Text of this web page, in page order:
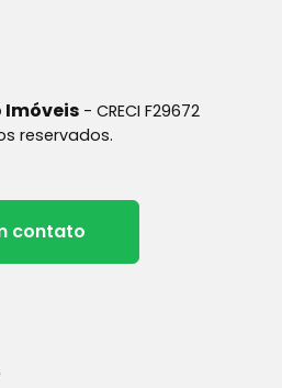
Imóveis - CRECI F29672
reservados.
contato